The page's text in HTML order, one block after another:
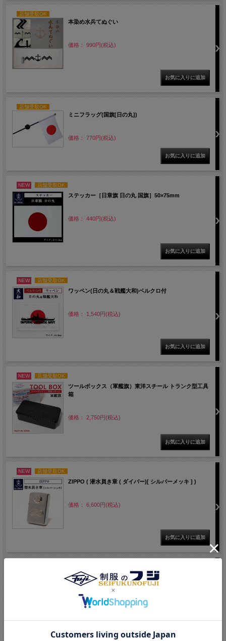
店舗受取OK
本染め水兵てぬぐい
価格： 990円(税込)
店舗受取OK
ミニフラッグ(国旗[日の丸])
価格： 770円(税込)
NEW 店舗受取OK
ステッカー［日章旗 日の丸 国旗］50×75mm
価格： 440円(税込)
NEW 店舗受取OK
ワッペン(日の丸＆戦艦大和)ベルクロ付
価格： 1,540円(税込)
NEW 店舗受取OK
ツールボックス（軍艦旗）東洋スチール トランク型工具
箱
価格： 2,750円(税込)
NEW 店舗受取OK
ZIPPO ( 潜水員き章 ( ダイバー)[ シルバーメッキ ] )
価格： 6,600円(税込)
舟形ミニポーチ 【 旗ことば 「 Z旗 」】[ HUG KURE
LAB. -接ぐクレラボ-]
価格： 1,980円(税込)